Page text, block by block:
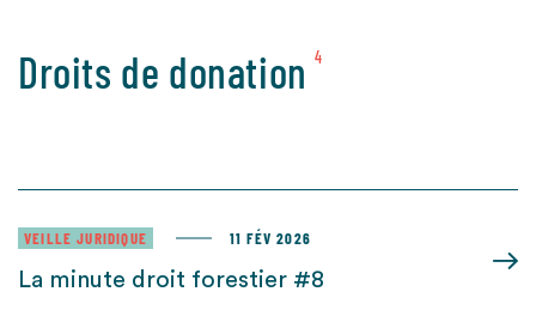
Droits de donation 4
VEILLE JURIDIQUE 11 FÉV 2026
La minute droit forestier #8